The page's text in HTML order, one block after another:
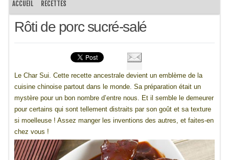
ACCUEIL RECETTES
Rôti de porc sucré-salé
Le Char Sui. Cette recette ancestrale devient un emblème de la
cuisine chinoise partout dans le monde. Sa préparation était un
mystère pour un bon nombre d’entre nous. Et il semble le demeurer
pour certains qui sont tellement distraits par son goût et sa texture
si moelleuse ! Assez manger les inventions des autres, et faites-en
chez vous !